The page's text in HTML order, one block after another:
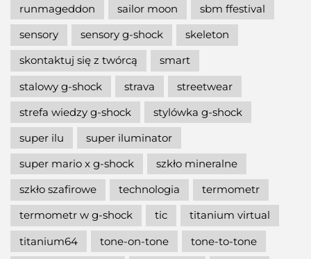
runmageddon
sailor moon
sbm ffestival
sensory
sensory g-shock
skeleton
skontaktuj się z twórcą
smart
stalowy g-shock
strava
streetwear
strefa wiedzy g-shock
stylówka g-shock
super ilu
super iluminator
super mario x g-shock
szkło mineralne
szkło szafirowe
technologia
termometr
termometr w g-shock
tic
titanium virtual
titanium64
tone-on-tone
tone-to-tone